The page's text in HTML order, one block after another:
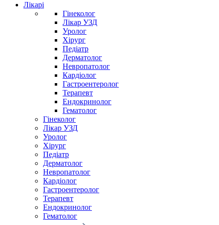
Лікарі
Гінеколог
Лікар УЗД
Уролог
Хірург
Педіатр
Дерматолог
Невропатолог
Кардіолог
Гастроентеролог
Терапевт
Ендокринолог
Гематолог
Гінеколог
Лікар УЗД
Уролог
Хірург
Педіатр
Дерматолог
Невропатолог
Кардіолог
Гастроентеролог
Терапевт
Ендокринолог
Гематолог